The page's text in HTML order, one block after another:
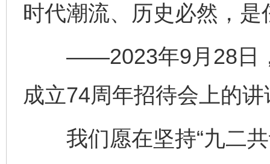
时代潮流、历史必然，
——2023年9月28日，
成立74周年招待会上的讲
我们愿在坚持“九二共
完善运行机制助力责任有效落实 一纸欠